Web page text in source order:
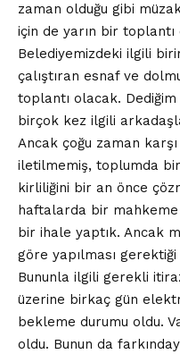
zaman olduğu gibi
için de yarın bir toplantı
Belediyemizdeki ilgili
çalıştıran esnaf ve
toplantı olacak.
birçok kez ilgili
Ancak çoğu zaman
iletilmemiş, toplumda
kirliliğini bir an önce
haftalarda bir mahkeme
bir ihale yaptık. Ancak
göre yapılması
Bununla ilgili gerekli
üzerine birkaç gün
bekleme durumu oldu.
oldu. Bunun da